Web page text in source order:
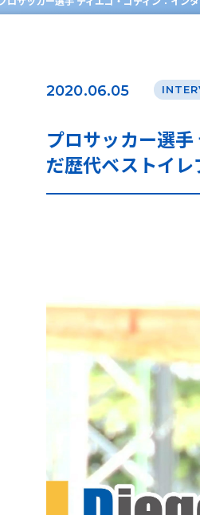
2020.06.05
プロサッカー選
だ歴代ベストイレ